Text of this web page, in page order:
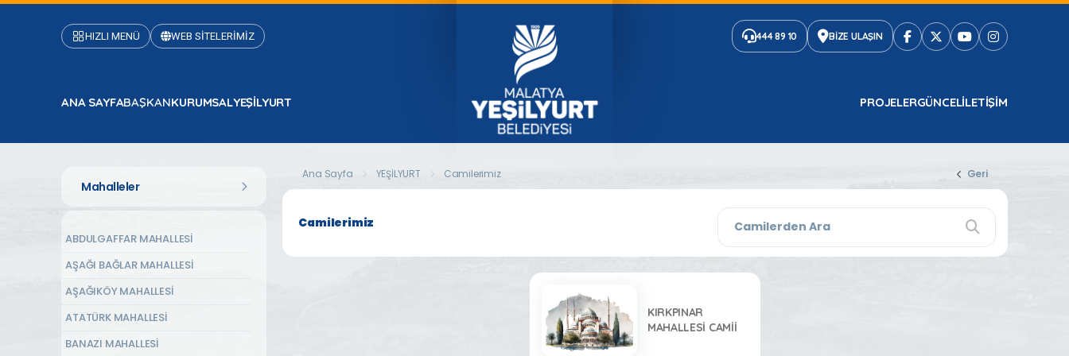
HIZLI MENÜ WEB SİTELERİMİZ 444 89 10 BİZE ULAŞIN
ANA SAYFABAŞKANKURUMSALYEŞİLYURT PROJELERGÜNCELILETIŞIM
Mahalleler
ABDULGAFFAR MAHALLESİ
AŞAĞI BAĞLAR MAHALLESİ
AŞAĞIKÖY MAHALLESİ
ATATÜRK MAHALLESİ
BANAZI MAHALLESİ
Ana Sayfa YEŞİLYURT Camilerimiz Geri
Camilerimiz
KIRKPINAR
MAHALLESİ CAMİİ